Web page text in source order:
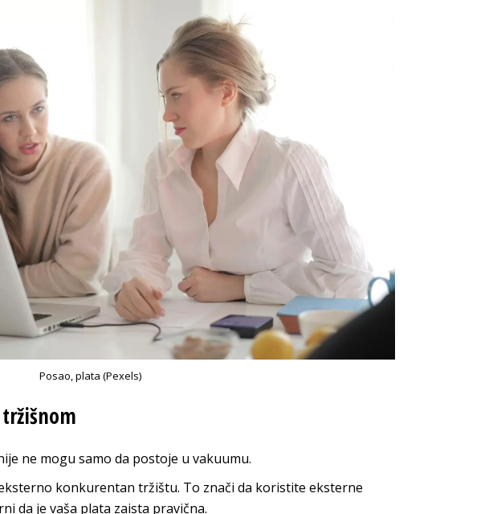
Posao, plata (Pexels)
ne mogu samo da postoje u vakuumu.
konkurentan tržištu. To znači da koristite eksterne
da je vaša plata zaista pravična.